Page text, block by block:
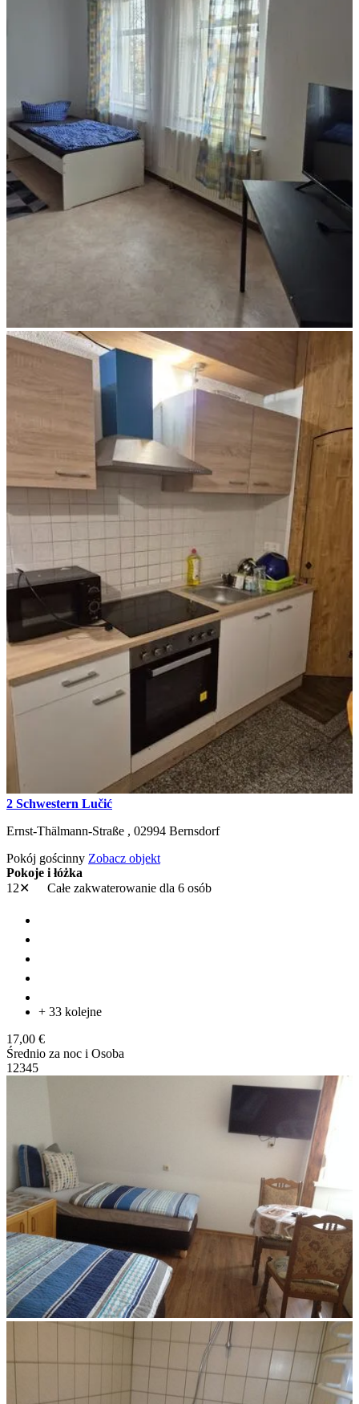
2 Schwestern Lučić
Ernst-Thälmann-Straße , 02994 Bernsdorf
Pokój gościnny Zobacz objekt
Pokoje i łóżka
12✕
Całe zakwaterowanie dla 6 osób
+ 33 kolejne
17,00 €
Średnio za noc i Osoba
1 2345